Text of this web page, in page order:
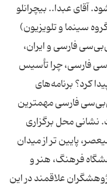
آقای عبدا.. بیچرانلو
سینما و تلویزیون)
فارسی و ایران،
فارسی، چرا تأسیس
کرد؟ برنامه‌های
فارسی مهمترین
محل برگزاری
پایین تر از میدان
دمشق، شماره 9 ، پژوهشگاه فرهنگ، هنر و
علاقمند در این